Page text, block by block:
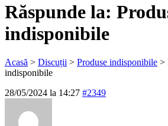
Răspunde la:
indisponibile
Acasă > Discuții > Produse indisponibile >
indisponibile
28/05/2024 la 14:27 #2349